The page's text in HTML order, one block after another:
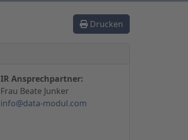
Drucken
IR Ansprechpartner:
Frau Beate Junker
info@data-modul.com